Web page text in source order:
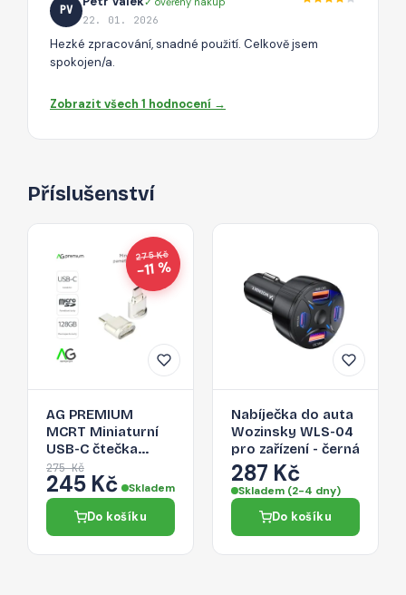
PV
22. 01. 2026
Hezké zpracování, snadné použití. Celkově jsem
spokojen/a.
Zobrazit všech 1 hodnocení →
Příslušenství
275 Kč
−11 %
AG PREMIUM
MCRT Miniaturní
USB-C čtečka
Micro SD karet,
zlatá
275 Kč
245 Kč Skladem
Do košíku
Nabíječka do auta
Wozinsky WLS-04
pro zařízení - černá
287 Kč
Skladem (2-4 dny)
Do košíku